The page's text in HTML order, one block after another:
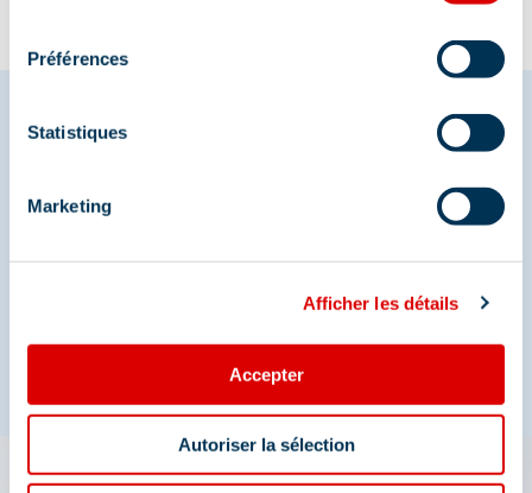
Préférences
Statistiques
Marketing
Afficher les détails
Accepter
Autoriser la sélection
Méribel